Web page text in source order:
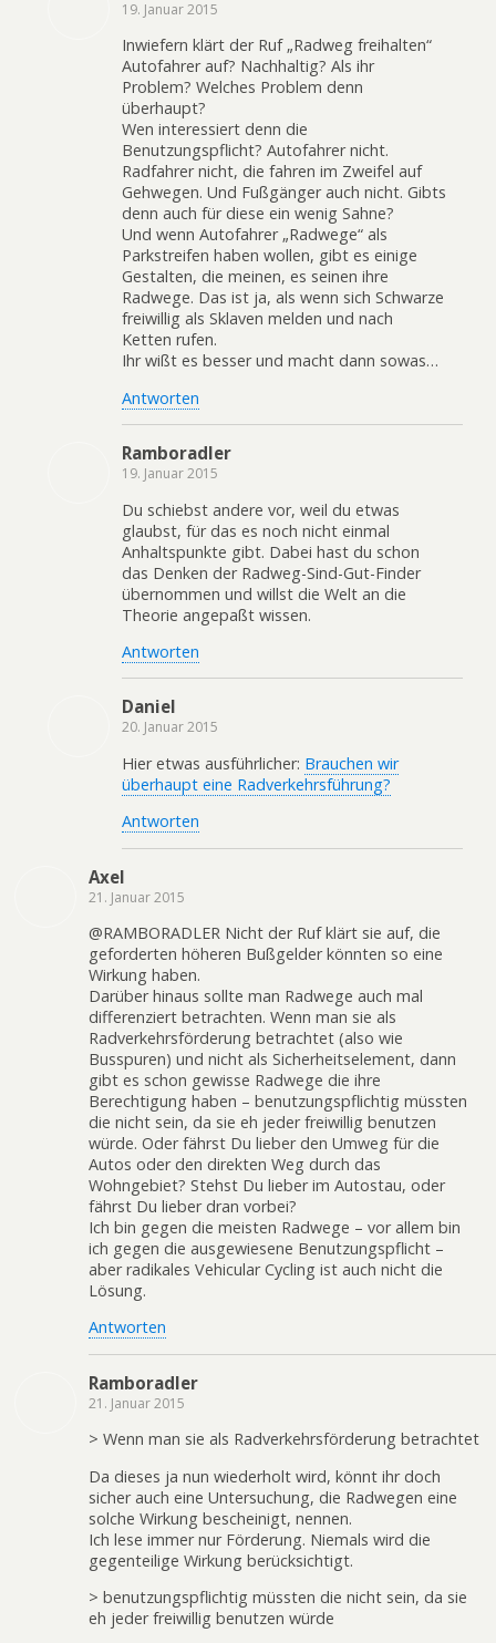
19. Januar 2015
Inwiefern klärt der Ruf „Radweg freihalten“
Autofahrer auf? Nachhaltig? Als ihr
Problem? Welches Problem denn
überhaupt?
Wen interessiert denn die
Benutzungspflicht? Autofahrer nicht.
Radfahrer nicht, die fahren im Zweifel auf
Gehwegen. Und Fußgänger auch nicht. Gibts
denn auch für diese ein wenig Sahne?
Und wenn Autofahrer „Radwege“ als
Parkstreifen haben wollen, gibt es einige
Gestalten, die meinen, es seinen ihre
Radwege. Das ist ja, als wenn sich Schwarze
freiwillig als Sklaven melden und nach
Ketten rufen.
Ihr wißt es besser und macht dann sowas…
Antworten
Ramboradler
19. Januar 2015
Du schiebst andere vor, weil du etwas
glaubst, für das es noch nicht einmal
Anhaltspunkte gibt. Dabei hast du schon
das Denken der Radweg-Sind-Gut-Finder
übernommen und willst die Welt an die
Theorie angepaßt wissen.
Antworten
Daniel
20. Januar 2015
Hier etwas ausführlicher: Brauchen wir
überhaupt eine Radverkehrsführung?
Antworten
Axel
21. Januar 2015
@RAMBORADLER Nicht der Ruf klärt sie auf, die
geforderten höheren Bußgelder könnten so eine
Wirkung haben.
Darüber hinaus sollte man Radwege auch mal
differenziert betrachten. Wenn man sie als
Radverkehrsförderung betrachtet (also wie
Busspuren) und nicht als Sicherheitselement, dann
gibt es schon gewisse Radwege die ihre
Berechtigung haben – benutzungspflichtig müssten
die nicht sein, da sie eh jeder freiwillig benutzen
würde. Oder fährst Du lieber den Umweg für die
Autos oder den direkten Weg durch das
Wohngebiet? Stehst Du lieber im Autostau, oder
fährst Du lieber dran vorbei?
Ich bin gegen die meisten Radwege – vor allem bin
ich gegen die ausgewiesene Benutzungspflicht –
aber radikales Vehicular Cycling ist auch nicht die
Lösung.
Antworten
Ramboradler
21. Januar 2015
> Wenn man sie als Radverkehrsförderung betrachtet
Da dieses ja nun wiederholt wird, könnt ihr doch
sicher auch eine Untersuchung, die Radwegen eine
solche Wirkung bescheinigt, nennen.
Ich lese immer nur Förderung. Niemals wird die
gegenteilige Wirkung berücksichtigt.
> benutzungspflichtig müssten die nicht sein, da sie
eh jeder freiwillig benutzen würde